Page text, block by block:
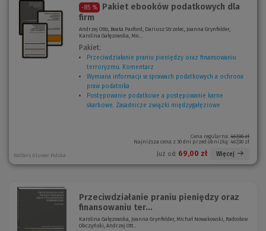
-85 %
Pakiet ebooków podatkowych dla
firm
Andrzej Otto, Beata Paxford, Dariusz Strzelec, Joanna Grynfelder,
Karolina Gałęzowska, Mic...
Pakiet:
Przeciwdziałanie praniu pieniędzy oraz finansowaniu
terroryzmu. Komentarz
(
N
o
w
Wymiana informacji w sprawach podatkowych a ochrona
praw podatnika
N
o
Postępowanie podatkowe a postępowanie karne
skarbowe. Zasadnicze związki międzygałęziowe
w
e
o
Cena regularna: 467,00 zł
Najniższa cena z 30 dni przed obniżką: 467,00 zł
Już od: 69,00 zł Więcej
Wolters Kluwer Polska
Przeciwdziałanie praniu pieniędzy oraz
finansowaniu ter...
Karolina Gałęzowska, Joanna Grynfelder, Michał Nowakowski, Radosław
Obczyński, Andrzej Ott...